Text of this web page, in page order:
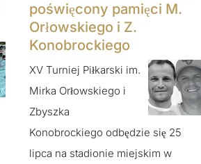
poświęcony pamięci M.
Orłowskiego i Z.
Konobrockiego
XV Turniej Piłkarski im.
Mirka Orłowskiego i
Zbyszka
Konobrockiego odbędzie się 25
lipca na stadionie miejskim w